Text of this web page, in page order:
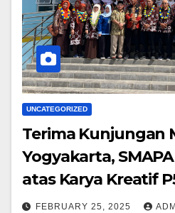
UNCATEGORIZED
Terima Kunjungan
Yogyakarta,
atas Karya Kreatif
FEBRUARY 25, 2025